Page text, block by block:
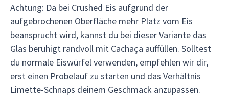
Achtung: Da bei Crushed Eis aufgrund der
aufgebrochenen Oberfläche mehr Platz vom Eis
beansprucht wird, kannst du bei dieser Variante das
Glas beruhigt randvoll mit Cachaça auffüllen. Solltest
du normale Eiswürfel verwenden, empfehlen wir dir,
erst einen Probelauf zu starten und das Verhältnis
Limette-Schnaps deinem Geschmack anzupassen.